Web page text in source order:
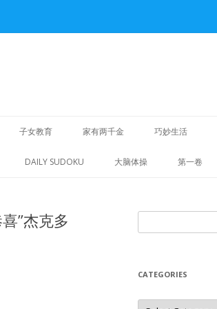
子女教育 家有两千金 巧妙生活
DAILY SUDOKU 大脑体操 第一卷
”杰克多
for:
CATEGORIES
Categories